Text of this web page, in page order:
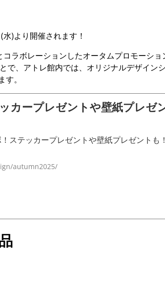
)より開催されます！
ラボレーションしたオータムプロモーショ
で、アトレ館内では、オリジナルデザイン
。
カープレゼントや壁紙プレゼ
ステッカープレゼントや壁紙プレゼントも
autumn2025/